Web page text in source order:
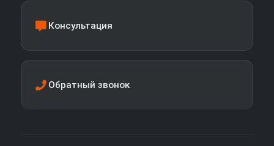
Консультация
Обратный звонок